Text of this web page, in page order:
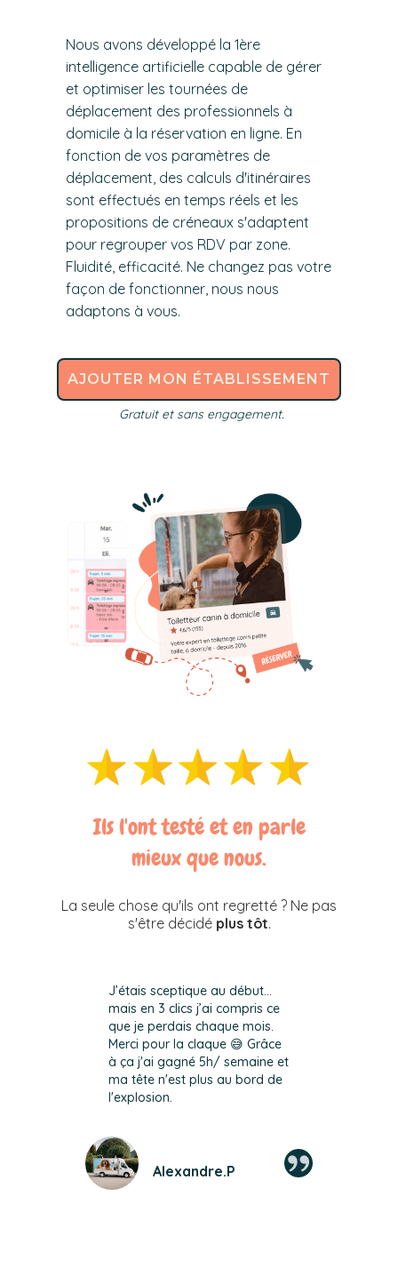
Nous avons développé la 1ère
intelligence artificielle capable de gérer
et optimiser les tournées de
déplacement des professionnels à
domicile à la réservation en ligne. En
fonction de vos paramètres de
déplacement, des calculs d'itinéraires
sont effectués en temps réels et les
propositions de créneaux s'adaptent
pour regrouper vos RDV par zone.
Fluidité, efficacité. Ne changez pas votre
façon de fonctionner, nous nous
adaptons à vous.
AJOUTER MON ÉTABLISSEMENT
Gratuit et sans engagement.
Ils l'ont testé et en parle
mieux que nous.
La seule chose qu'ils ont regretté ? Ne pas
s'être décidé plus tôt.
J’étais sceptique au début…
mais en 3 clics j’ai compris ce
que je perdais chaque mois.
Merci pour la claque 😅 Grâce
à ça j'ai gagné 5h/ semaine et
ma tête n'est plus au bord de
l'explosion.
Alexandre.P